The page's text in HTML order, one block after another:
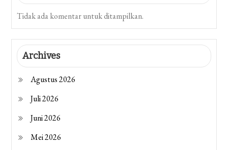
Tidak ada komentar untuk ditampilkan.
Archives
Agustus 2026
Juli 2026
Juni 2026
Mei 2026